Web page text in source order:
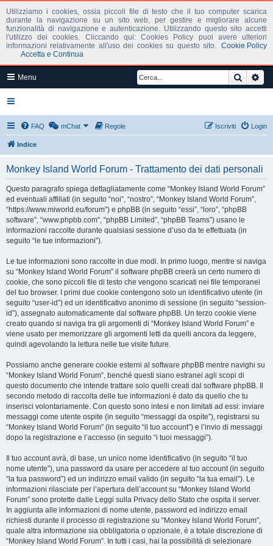
Menu Cerca
FAQ mChat Regole Login
Iscriviti
Indice
Monkey Island World Forum - Trattamento dei dati personali
Questo paragrafo spiega dettagliatamente come “Monkey Island World Forum”
ed eventuali affiliati (in seguito “noi”, “nostro”, “Monkey Island World Forum”,
“https://www.miworld.eu/forum”) e phpBB (in seguito “essi”, “loro”, “phpBB
software”, “www.phpbb.com”, “phpBB Limited”, “phpBB Teams”) usano le
informazioni raccolte durante qualsiasi sessione d’uso da te effettuata (in
seguito “le tue informazioni”).
Le tue informazioni sono raccolte in due modi. In primo luogo, mentre si naviga
su “Monkey Island World Forum” il software phpBB creerà un certo numero di
cookie, che sono piccoli file di testo che vengono scaricati nei file temporanei
del tuo browser. I primi due cookie contengono solo un identificativo utente (in
seguito “user-id”) ed un identificativo anonimo di sessione (in seguito “session-
id”), assegnato automaticamente dal software phpBB. Un terzo cookie viene
creato quando si naviga tra gli argomenti di “Monkey Island World Forum” e
viene usato per memorizzare gli argomenti letti da quelli ancora da leggere,
quindi agevolando la lettura nelle tue visite future.
Possiamo anche generare cookie esterni al software phpBB mentre navighi su
“Monkey Island World Forum”, benché questi siano estranei agli scopi di
questo documento che intende trattare solo quelli creati dal software phpBB. Il
secondo metodo di raccolta delle tue informazioni è dato da quello che tu
inserisci volontariamente. Con questo sono intesi e non limitati ad essi: inviare
messaggi come utente ospite (in seguito “messaggi da ospite”), registrarsi su
“Monkey Island World Forum” (in seguito “il tuo account”) e l’invio di messaggi
dopo la registrazione e l’accesso (in seguito “i tuoi messaggi”).
Il tuo account avrà, di base, un unico nome identificativo (in seguito “il tuo
nome utente”), una password da usare per accedere al tuo account (in seguito
“la tua password”) ed un indirizzo email valido (in seguito “la tua email”). Le
informazioni rilasciate per l’apertura dell’account su “Monkey Island World
Forum” sono protette dalle Leggi sulla Privacy dello Stato che ospita il server.
In aggiunta alle informazioni di nome utente, password ed indirizzo email
richiesti durante il processo di registrazione su “Monkey Island World Forum”,
quale altra informazione sia obbligatoria o opzionale, è a totale discrezione di
“Monkey Island World Forum”. In tutti i casi, hai la possibilità di selezionare
Utilizziamo i cookies, ossia piccoli file di testo che il tuo computer scarica
durante la navigazione su un sito web, per gestire e migliorare alcune
funzionalità di navigazione e autenticazione. Utilizzando questo sito accetti
l'utilizzo dei cookies. Cliccando qui: Cookies Policy puoi avere ulteriori
informazioni relativamente all'uso dei cookies su questo sito. Cookie Policy
Accetta e Continua